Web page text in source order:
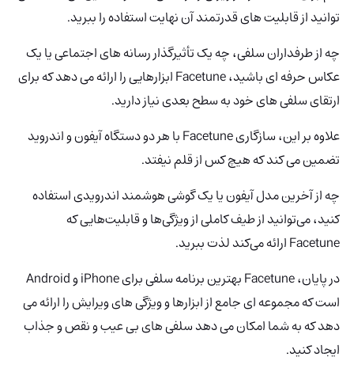
توانید از قابلیت های قدرتمند آن نهایت استفاده را ببرید.
چه از طرفداران سلفی، چه یک تأثیرگذار رسانه های اجتماعی یا یک
عکاس حرفه ای باشید، Facetune ابزارهایی را ارائه می دهد که برای
ارتقای سلفی های خود به سطح بعدی نیاز دارید.
علاوه بر این، سازگاری Facetune با هر دو دستگاه آیفون و اندروید
تضمین می کند که هیچ کس از قلم نیفتد.
چه از آخرین مدل آیفون یا یک گوشی هوشمند اندرویدی استفاده
کنید، می‌توانید از طیف کاملی از ویژگی‌ها و قابلیت‌هایی که
Facetune ارائه می‌کند لذت ببرید.
در پایان، Facetune بهترین برنامه سلفی برای iPhone و Android
است که مجموعه ای جامع از ابزارها و ویژگی های ویرایش را ارائه می
دهد که به شما امکان می دهد سلفی های بی عیب و نقص و جذاب
ایجاد کنید.